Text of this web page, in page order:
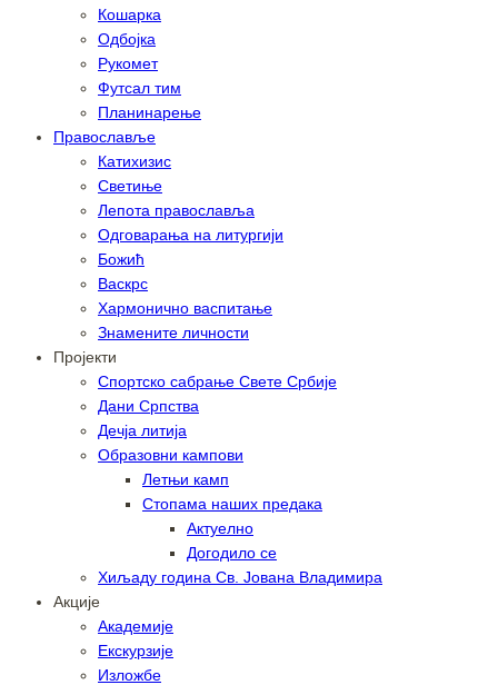
Кошарка
Одбојка
Рукомет
Футсал тим
Планинарење
Православље
Катихизис
Светиње
Лепота православља
Одговарања на литургији
Божић
Васкрс
Хармонично васпитање
Знамените личности
Пројекти
Спортско сабрање Свете Србије
Дани Српства
Дечја литија
Образовни кампови
Летњи камп
Стопама наших предака
Актуелно
Догодило се
Хиљаду година Св. Јована Владимира
Акције
Академије
Екскурзије
Изложбе